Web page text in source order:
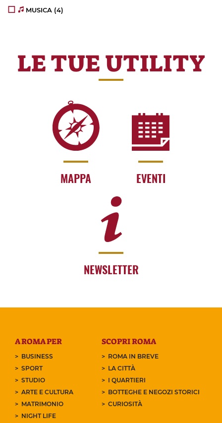
MUSICA (4)
LE TUE UTILITY
MAPPA EVENTI
NEWSLETTER
A ROMA PER
BUSINESS
SPORT
STUDIO
ARTE E CULTURA
MATRIMONIO
NIGHT LIFE
SCOPRI ROMA
ROMA IN BREVE
LA CITTÀ
I QUARTIERI
BOTTEGHE E NEGOZI STORICI
CURIOSITÀ